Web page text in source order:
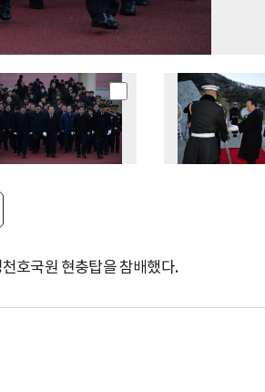
호국원 현충탑을 참배했다.